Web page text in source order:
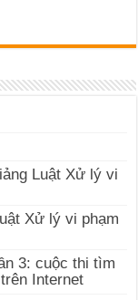
Luật Xử lý vi
Xử lý vi phạm
3: cuộc thi tìm
Internet